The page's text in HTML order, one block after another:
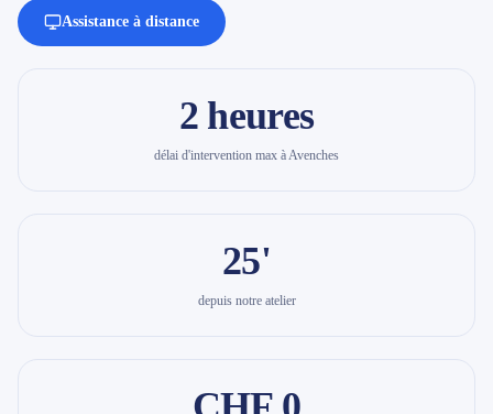
Assistance à distance
2 heures
délai d'intervention max à Avenches
25'
depuis notre atelier